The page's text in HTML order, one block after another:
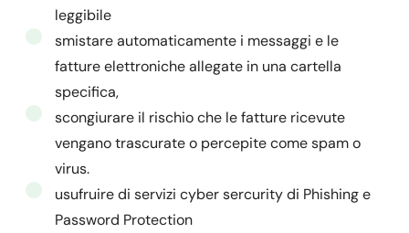
leggibile
smistare automaticamente i messaggi e le
fatture elettroniche allegate in una cartella
specifica,
scongiurare il rischio che le fatture ricevute
vengano trascurate o percepite come spam o
virus.
usufruire di servizi cyber sercurity di Phishing e
Password Protection